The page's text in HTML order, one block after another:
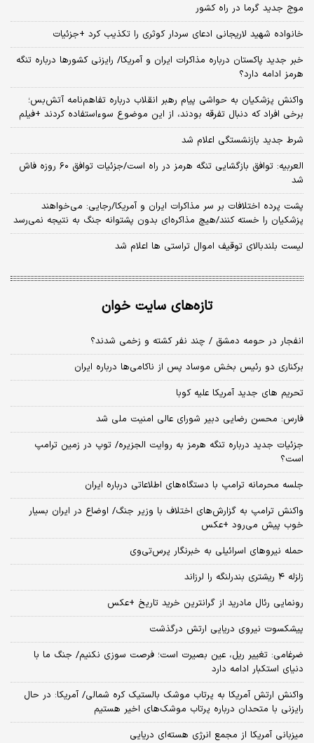
موج جدید گرما در راه کشور
خانواده شهید لاریجانی ادعای سردار کوثری را تکذیب کرد +جزئیات
خبر جدید پاکستان درباره مذاکرات ایران و آمریکا/ رایزنی کشورها درباره تنگه
هرمز ادامه دارد؟
واکنش پزشکیان به حواشی پیام رهبر انقلاب درباره تفاهم‌نامه آتش‌بس؛
برخی افراد که دنبال تفرقه بودند، از این موضوع سوءاستفاده کردند +فیلم
شرط جدید بازنشستگی اعلام شد
العربیه: توافق بازگشایی تنگه هرمز در راه است/جزئیات توافق ۶۰ روزه فاش
شد
پشت پرده اختلافات بر سر مذاکرات ایران و آمریکا/رجایی: می‌خواهند
پزشکیان را خسته کنند/هیچ مذاکره‌ای بدون پشتوانه جنگ به نتیجه نمی‌رسد
لیست بلندبالای توقیف اموال تراستی ها اعلام شد
تازه‌های سایت خوان
انفجار در حومه دمشق / چند نفر کشته و زخمی شدند؟
برکناری دو رئیس بخش موساد پس از ناکامی‌ها درباره ایران
تحریم های جدید آمریکا علیه کوبا
فارس: محسن رضایی دبیر شورای عالی امنیت ملی شد
جزئیات جدید درباره تنگه هرمز به روایت الجزیره/ توپ در زمین ترامپ
است؟
جلسه محرمانه ترامپ با دستگاه‌های اطلاعاتی درباره ایران
واکنش ترامپ به گزارش‌های اختلاف با وزیر جنگ/ اوضاع در ایران بسیار
خوب پیش می‌رود +عکس
حمله نیروهای اسرائیلی به خبرنگار پرس‌تی‌وی
زلزله ۴ ریشتری بندرلنگه را لرزاند
رونمایی رئال مادرید از گرانترین خرید تاریخ +عکس
پیشکسوت نیروی دریایی ارتش درگذشت
ضرغامی: تغییر ریل، عین بصیرت است؛ فرصت سوزی نکنیم/ جنگ ما با
دنیای استکبار ادامه دارد
واکنش ارتش آمریکا به پرتاب موشک بالستیک کره شمالی/ آمریکا: در حال
رایزنی با متحدان درباره پرتاب موشک‌های اخیر هستیم
میزبانی آمریکا از مجمع انرژی هسته‌ای دریایی